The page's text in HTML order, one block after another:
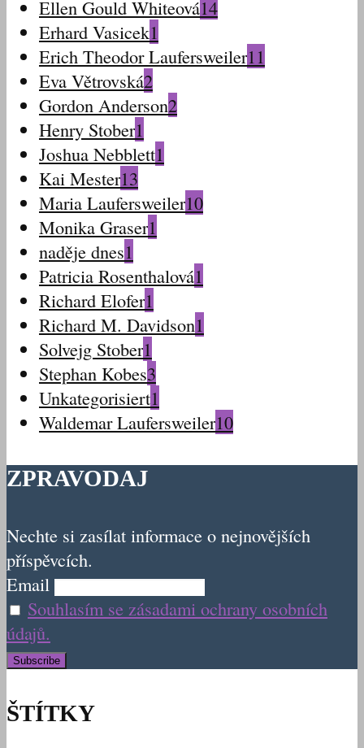
Ellen Gould Whiteová14
Erhard Vasicek1
Erich Theodor Laufersweiler11
Eva Větrovská2
Gordon Anderson2
Henry Stober1
Joshua Nebblett1
Kai Mester13
Maria Laufersweiler10
Monika Graser1
naděje dnes1
Patricia Rosenthalová1
Richard Elofer1
Richard M. Davidson1
Solvejg Stober1
Stephan Kobes3
Unkategorisiert1
Waldemar Laufersweiler10
ZPRAVODAJ
Nechte si zasílat informace o nejnovějších
příspěvcích.
Email
Souhlasím se zásadami ochrany osobních
údajů.
ŠTÍTKY